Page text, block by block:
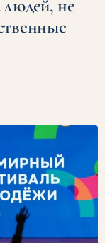
людей, не